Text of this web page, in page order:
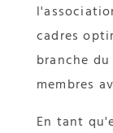
cadres
branche
membres
En tant